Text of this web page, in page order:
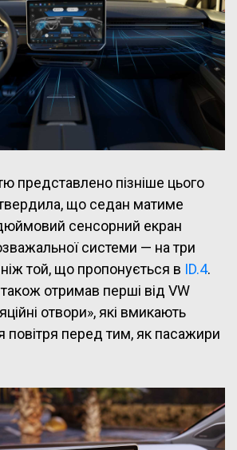
представлено пізніше цього
що седан матиме
сенсорний екран
системи — на три
той, що пропонується в ID.4.
також отримав перші від VW
отвори», які вмикають
повітря перед тим, як пасажири